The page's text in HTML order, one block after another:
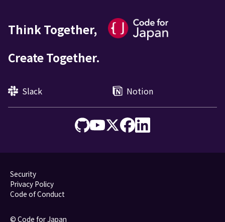
Think Together,
Create Together.
Slack Notion
Security
Privacy Policy
Code of Conduct
© Code for Japan